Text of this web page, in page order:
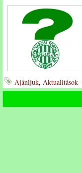
Ajánljuk, Aktualitások